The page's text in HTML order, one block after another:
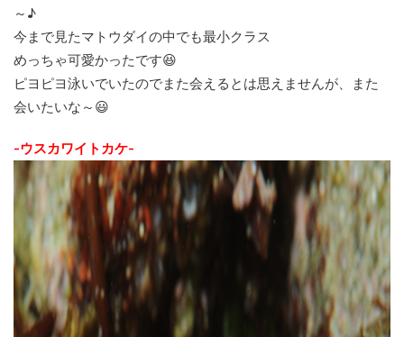
～♪
今まで見たマトウダイの中でも最小クラス
めっちゃ可愛かったです😆
ピヨピヨ泳いでいたのでまた会えるとは思えませんが、また
会いたいな～😃
-ウスカワイトカケ-